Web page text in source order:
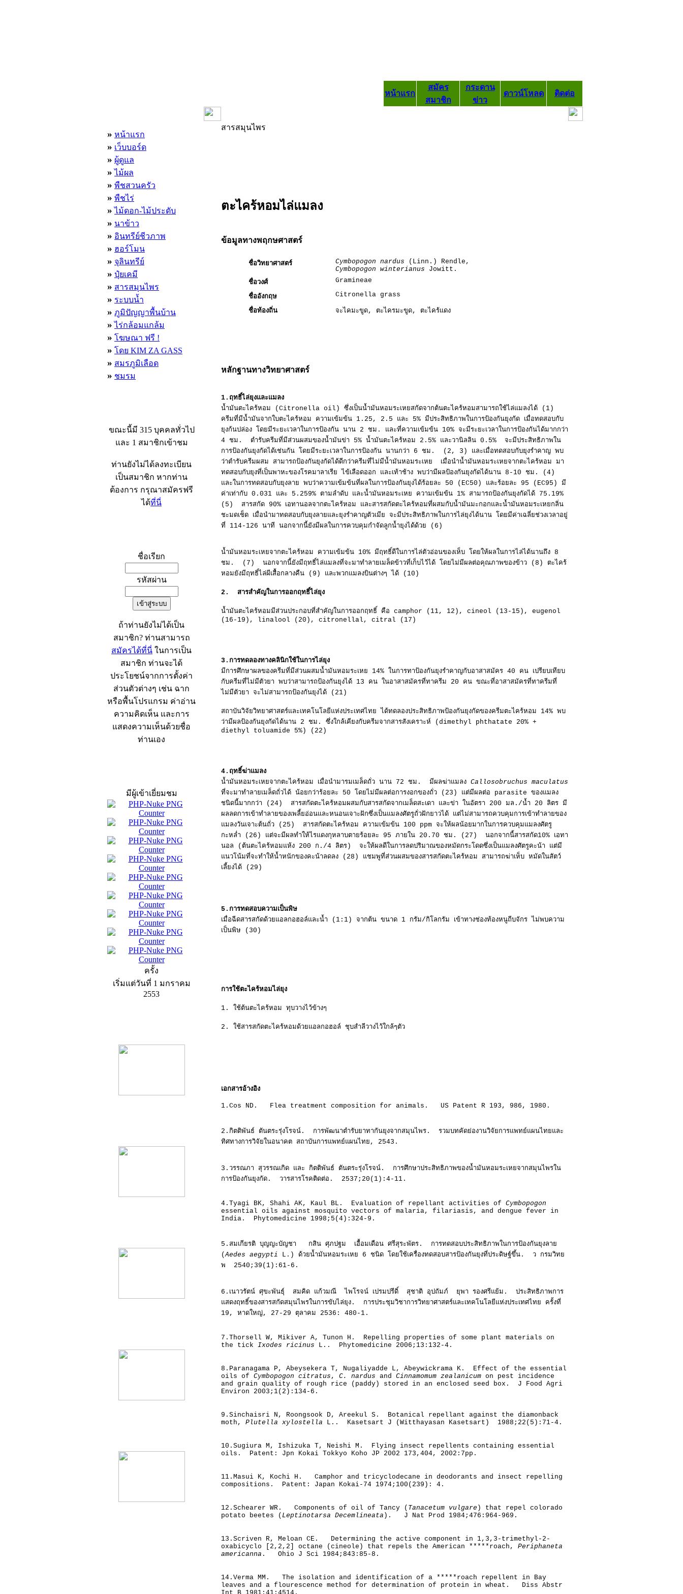
หน้าแรก
สมัคร
สมาชิก
กระดาน
ข่าว
ดาวน์โหลด ติดต่อ
» หน้าแรก
» เว็บบอร์ด
» ผู้ดูแล
» ไม้ผล
» พืชสวนครัว
» พืชไร่
» ไม้ดอก-ไม้ประดับ
» นาข้าว
» อินทรีย์ชีวภาพ
» ฮอร์โมน
» จุลินทรีย์
» ปุ๋ยเคมี
» สารสมุนไพร
» ระบบน้ำ
» ภูมิปัญญาพื้นบ้าน
» ไร่กล้อมแกล้ม
» โฆษณา ฟรี !
» โดย KIM ZA GASS
» สมรภูมิเลือด
» ชมรม
ขณะนี้มี 315 บุคคลทั่วไป
และ 1 สมาชิกเข้าชม
ท่านยังไม่ได้ลงทะเบียน
เป็นสมาชิก หากท่าน
ต้องการ กรุณาสมัครฟรี
ได้ที่นี่
ชื่อเรียก
รหัสผ่าน
ถ้าท่านยังไม่ได้เป็น
สมาชิก? ท่านสามารถ
สมัครได้ที่นี่ ในการเป็น
สมาชิก ท่านจะได้
ประโยชน์จากการตั้งค่า
ส่วนตัวต่างๆ เช่น ฉาก
หรือพื้นโปรแกรม ค่าอ่าน
ความคิดเห็น และการ
แสดงความเห็นด้วยชื่อ
ท่านเอง
มีผู้เข้าเยี่ยมชม
ครั้ง
เริ่มแต่วันที่ 1 มกราคม
2553
สารสมุนไพร
ตะไคร้หอมไล่แมลง
ข้อมูลทางพฤกษศาสตร์
ชื่อวิทยาศาสตร์ Cymbopogon nardus (Linn.) Rendle,
Cymbopogon winterianus Jowitt.
ชื่อวงศ์
Gramineae
ชื่ออังกฤษ Citronella grass
ชื่อท้องถิ่น จะไคมะขูด, ตะไครมะขูด, ตะไคร้แดง
หลักฐานทางวิทยาศาสตร์
1.ฤทธิ์ไล่ยุงและแมลง
น้ำมันตะไคร้หอม (Citronella oil) ซึ่งเป็นน้ำมันหอมระเหยสกัดจากต้นตะไคร้หอมสามารถใช้ไล่แมลงได้ (1)
ครีมที่มีน้ำมันจากใบตะไคร้หอม ความเข้มข้น 1.25, 2.5 และ 5% มีประสิทธิภาพในการป้องกันยุงกัด เมื่อทดสอบกับ
ยุงก้นปล่อง โดยมีระยะเวลาในการป้องกัน นาน 2 ชม. และที่ความเข้มข้น 10% จะมีระยะเวลาในการป้องกันได้มากกว่า
4 ชม. ตำรับครีมที่มีส่วนผสมของน้ำมันข่า 5% น้ำมันตะไคร้หอม 2.5% และวานิลลิน 0.5% จะมีประสิทธิภาพใน
การป้องกันยุงกัดได้เช่นกัน โดยมีระยะเวลาในการป้องกัน นานกว่า 6 ชม. (2, 3) และเมื่อทดสอบกับยุงรำคาญ พบ
ว่าตำรับครีมผสม สามารถป้องกันยุงกัดได้ดีกว่าครีมที่ไม่มีน้ำมันหอมระเหย เมื่อนำน้ำมันหอมระเหยจากตะไคร้หอม มา
ทดสอบกับยุงที่เป็นพาหะของโรคมาลาเรีย ไข้เลือดออก และเท้าช้าง พบว่ามีผลป้องกันยุงกัดได้นาน 8-10 ชม. (4)
และในการทดสอบกับยุงลาย พบว่าความเข้มข้นที่ผลในการป้องกันยุงได้ร้อยละ 50 (EC50) และร้อยละ 95 (EC95) มี
ค่าเท่ากับ 0.031 และ 5.259% ตามลำดับ และน้ำมันหอมระเหย ความเข้มข้น 1% สามารถป้องกันยุงกัดได้ 75.19%
(5) สารสกัด 90% เอทานอลจากตะไคร้หอม และสารสกัดตะไคร้หอมที่ผสมกับน้ำมันมะกอกและน้ำมันหอมระเหยกลิ่น
ชะมดเช็ด เมื่อนำมาทดสอบกับยุงลายและยุงรำคาญตัวเมีย จะมีประสิทธิภาพในการไล่ยุงได้นาน โดยมีค่าเฉลี่ยช่วงเวลาอยู่
ที่ 114-126 นาที นอกจากนี้ยังมีผลในการควบคุมกำจัดลูกน้ำยุงได้ด้วย (6)
น้ำมันหอมระเหยจากตะไคร้หอม ความเข้มข้น 10% มีฤทธิ์ดีในการไล่ตัวอ่อนของเห็บ โดยให้ผลในการไล่ได้นานถึง 8
ชม. (7) นอกจากนี้ยังมีฤทธิ์ไล่แมลงที่จะมาทำลายเมล็ดข้าวที่เก็บไว้ได้ โดยไม่มีผลต่อคุณภาพของข้าว (8) ตะไคร้
หอมยังมีฤทธิ์ไล่ผีเสื้อกลางคืน (9) และพวกแมลงบินต่างๆ ได้ (10)
2. สารสำคัญในการออกฤทธิ์ไล่ยุง
น้ำมันตะไคร้หอมมีส่วนประกอบที่สำคัญในการออกฤทธิ์ คือ camphor (11, 12), cineol (13-15), eugenol
(16-19), linalool (20), citronellal, citral (17)
3.การทดลองทางคลินิกใช้ในการไล่ยุง
มีการศึกษาผลของครีมที่มีส่วนผสมน้ำมันหอมระเหย 14% ในการทาป้องกันยุงรำคาญกับอาสาสมัคร 40 คน เปรียบเทียบ
กับครีมที่ไม่มีตัวยา พบว่าสามารถป้องกันยุงได้ 13 คน ในอาสาสมัครที่ทาครีม 20 คน ขณะที่อาสาสมัครที่ทาครีมที่
ไม่มีตัวยา จะไม่สามารถป้องกันยุงได้ (21)
สถาบันวิจัยวิทยาศาสตร์และเทคโนโลยีแห่งประเทศไทย ได้ทดลองประสิทธิภาพป้องกันยุงกัดของครีมตะไคร้หอม 14% พบ
ว่ามีผลป้องกันยุงกัดได้นาน 2 ชม. ซึ่งใกล้เคียงกับครีมจากสารสังเคราะห์ (dimethyl phthatate 20% +
diethyl toluamide 5%) (22)
4.ฤทธิ์ฆ่าแมลง
น้ำมันหอมระเหยจากตะไคร้หอม เมื่อนำมารมเมล็ดถั่ว นาน 72 ชม. มีผลฆ่าแมลง Callosobruchus maculatus
ที่จะมาทำลายเมล็ดถั่วได้ น้อยกว่าร้อยละ 50 โดยไม่มีผลต่อการงอกของถั่ว (23) แต่มีผลต่อ parasite ของแมลง
ชนิดนี้มากกว่า (24) สารสกัดตะไคร้หอมผสมกับสารสกัดจากเมล็ดสะเดา และข่า ในอัตรา 200 มล./น้ำ 20 ลิตร มี
ผลลดการเข้าทำลายของเพลี้ยอ่อนและหนอนเจาะฝักซึ่งเป็นแมลงศัตรูถั่วฝักยาวได้ แต่ไม่สามารถควบคุมการเข้าทำลายของ
แมลงวันเจาะต้นถั่ว (25) สารสกัดตะไคร้หอม ความเข้มข้น 100 ppm จะให้ผลน้อยมากในการควบคุมแมลงศัตรู
กะหล่ำ (26) แต่จะมีผลทำให้ไรแดงกุหลาบตายร้อยละ 95 ภายใน 20.70 ชม. (27) นอกจากนี้สารสกัด10% เอทา
นอล (ต้นตะไคร้หอมแห้ง 200 ก./4 ลิตร) จะให้ผลดีในการลดปริมาณของหมัดกระโดดซึ่งเป็นแมลงศัตรูคะน้า แต่มี
แนวโน้มที่จะทำให้น้ำหนักของคะน้าลดลง (28) แชมพูที่ส่วนผสมของสารสกัดตะไคร้หอม สามารถฆ่าเห็บ หมัดในสัตว์
เลี้ยงได้ (29)
5.การทดสอบความเป็นพิษ
เมื่อฉีดสารสกัดด้วยแอลกอฮอล์และน้ำ (1:1) จากต้น ขนาด 1 กรัม/กิโลกรัม เข้าทางช่องท้องหนูถีบจักร ไม่พบความ
เป็นพิษ (30)
การใช้ตะไคร้หอมไล่ยุง
1. ใช้ต้นตะไคร้หอม ทุบวางไว้ข้างๆ
2. ใช้สารสกัดตะไคร้หอมด้วยแอลกอฮอล์ ชุบสำลีวางไว้ใกล้ๆตัว
เอกสารอ้างอิง
1.Cos ND. Flea treatment composition for animals. US Patent R 193, 986, 1980.
2.กิตติพันธ์ ตันตระรุ่งโรจน์. การพัฒนาตำรับยาทากันยุงจากสมุนไพร. รวมบทคัดย่องานวิจัยการแพทย์แผนไทยและ
ทิศทางการวิจัยในอนาคต สถาบันการแพทย์แผนไทย, 2543.
3.วรรณภา สุวรรณเกิด และ กิตติพันธ์ ตันตระรุ่งโรจน์. การศึกษาประสิทธิภาพของน้ำมันหอมระเหยจากสมุนไพรใน
การป้องกันยุงกัด. วารสารโรคติดต่อ. 2537;20(1):4-11.
4.Tyagi BK, Shahi AK, Kaul BL. Evaluation of repellant activities of Cymbopogon
essential oils against mosquito vectors of malaria, filariasis, and dengue fever in
India. Phytomedicine 1998;5(4):324-9.
5.สมเกียรติ บุญญะบัญชา กสิน ศุภปฐม เอื้อมเดือน ศรีสุระพัตร. การทดสอบประสิทธิภาพในการป้องกันยุงลาย
(Aedes aegypti L.) ด้วยน้ำมันหอมระเหย 6 ชนิด โดยใช้เครื่องทดสอบสารป้องกันยุงที่ประดิษฐ์ขึ้น. ว กรมวิทย
พ 2540;39(1):61-6.
6.เนาวรัตน์ ศุขะพันธุ์ สมคิด แก้วมณี ไพโรจน์ เปรมปรีดิ์ สุชาติ อุปถัมภ์ ยุพา รองศรีแย้ม. ประสิทธิภาพการ
แสดงฤทธิ์ของสารสกัดสมุนไพรในการขับไล่ยุง. การประชุมวิชาการวิทยาศาสตร์และเทคโนโลยีแห่งประเทศไทย ครั้งที่
19, หาดใหญ่, 27-29 ตุลาคม 2536: 480-1.
7.Thorsell W, Mikiver A, Tunon H. Repelling properties of some plant materials on
the tick Ixodes ricinus L.. Phytomedicine 2006;13:132-4.
8.Paranagama P, Abeysekera T, Nugaliyadde L, Abeywickrama K. Effect of the essential
oils of Cymbopogon citratus , C. nardus and Cinnamomum zealanicum on pest incidence
and grain quality of rough rice (paddy) stored in an enclosed seed box. J Food Agri
Environ 2003;1(2):134-6.
9.Sinchaisri N, Roongsook D, Areekul S. Botanical repellant against the diamonback
moth, Plutella xylostella L.. Kasetsart J (Witthayasan Kasetsart) 1988;22(5):71-4.
10.Sugiura M, Ishizuka T, Neishi M. Flying insect repellents containing essential
oils. Patent: Jpn Kokai Tokkyo Koho JP 2002 173,404, 2002:7pp.
11.Masui K, Kochi H. Camphor and tricyclodecane in deodorants and insect repelling
compositions. Patent: Japan Kokai-74 1974;100(239): 4.
12.Schearer WR. Components of oil of Tancy ( Tanacetum vulgare ) that repel colorado
potato beetes ( Leptinotarsa Decemlineata ). J Nat Prod 1984;476:964-969.
13.Scriven R, Meloan CE. Determining the active component in 1,3,3-trimethyl-2-
oxabicyclo [2,2,2] octane (cineole) that repels the American *****roach, Periphaneta
americanna . Ohio J Sci 1984;843:85-8.
14.Verma MM. The isolation and identification of a *****roach repellent in Bay
leaves and a flourescence method for determination of protein in wheat. Diss Abstr